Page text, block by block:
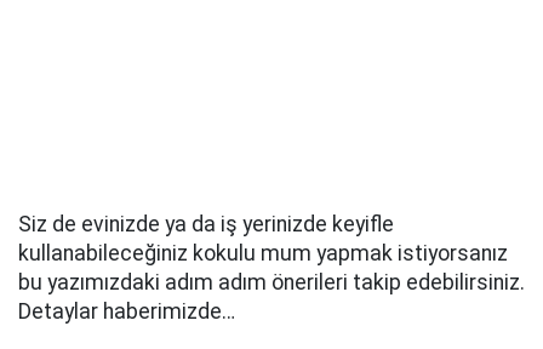
Siz de evinizde ya da iş yerinizde keyifle
kullanabileceğiniz kokulu mum yapmak istiyorsanız
bu yazımızdaki adım adım önerileri takip edebilirsiniz.
Detaylar haberimizde…